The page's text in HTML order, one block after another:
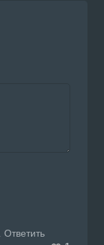
Ответить